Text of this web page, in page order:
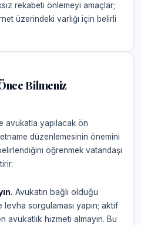
rekabeti önlemeyi amaçlar;
üzerindeki varlığı için belirli
Bilmeniz
avukatla yapılacak ön
düzenlemesinin önemini
öğrenmek vatandaşı
Avukatın bağlı olduğu
sorgulaması yapın; aktif
avukatlık hizmeti almayın. Bu